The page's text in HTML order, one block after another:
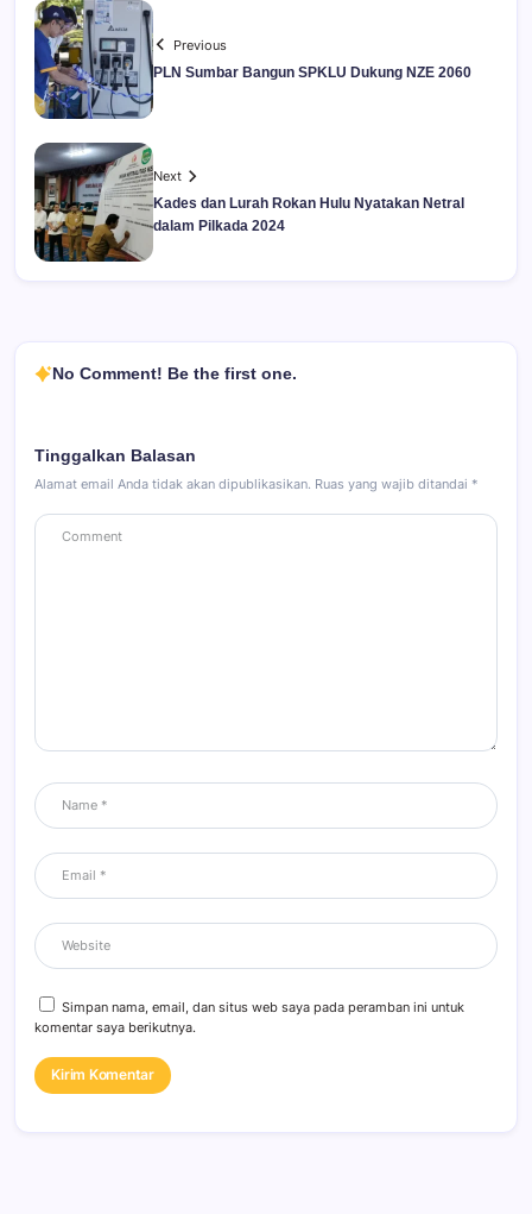
Previous
PLN Sumbar Bangun SPKLU Dukung NZE 2060
Next
Kades dan Lurah Rokan Hulu Nyatakan Netral
dalam Pilkada 2024
No Comment! Be the first one.
Tinggalkan Balasan
Alamat email Anda tidak akan dipublikasikan. Ruas yang wajib ditandai *
Simpan nama, email, dan situs web saya pada peramban ini untuk
komentar saya berikutnya.